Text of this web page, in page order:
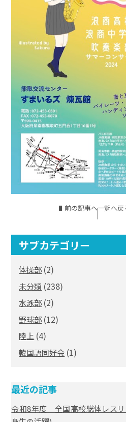
前の記事へ一覧へ戻
サブカテゴリー
体操部 (2)
未分類 (238)
水泳部 (2)
野球部 (12)
陸上 (4)
韓国語同好会 (1)
最近の記事
令和8年度 全国高校総体レス